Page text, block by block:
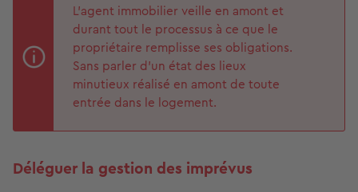
L’agent immobilier veille en amont et
durant tout le processus à ce que le
propriétaire remplisse ses obligations.
Sans parler d’un état des lieux
minutieux réalisé en amont de toute
entrée dans le logement.
Déléguer la gestion des imprévus